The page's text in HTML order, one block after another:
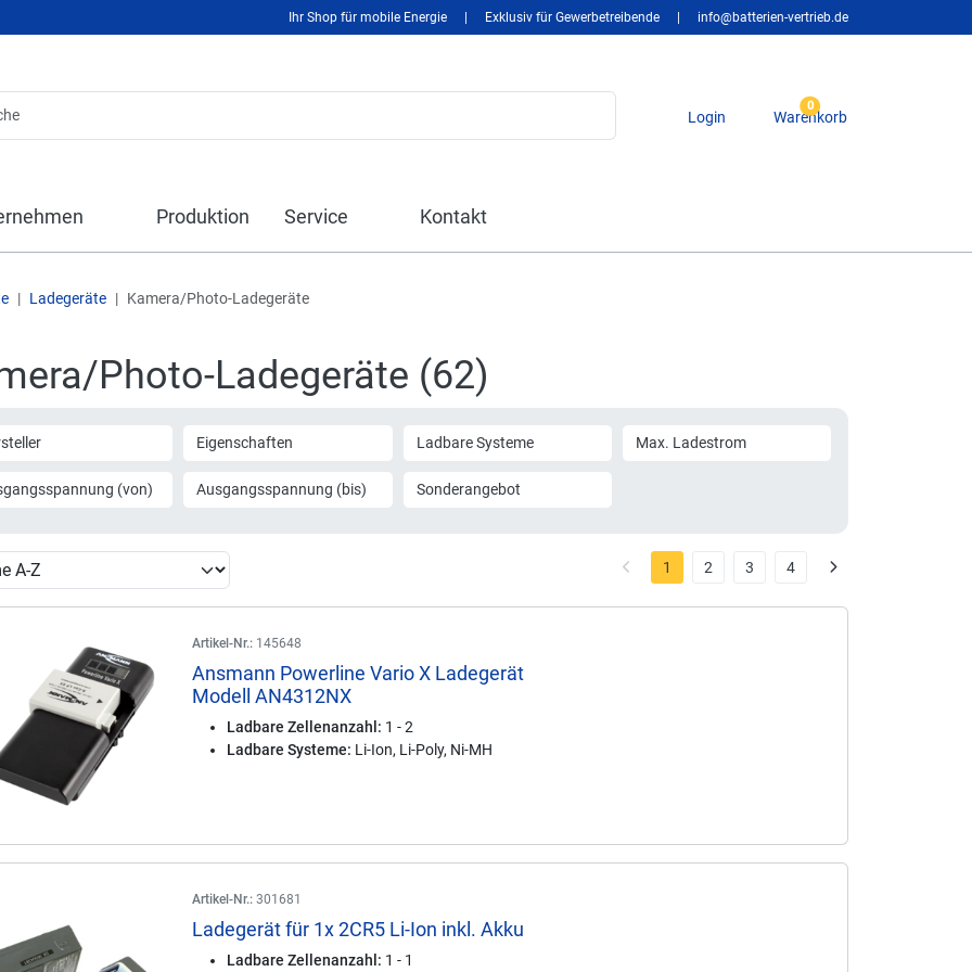
Ihr Shop für mobile Energie Exklusiv für Gewerbetreibende info@batterien-vertrieb.de
Login
0
Warenkorb
Produktion Service Kontakt
Ladegeräte Kamera/Photo-Ladegeräte
Photo-Ladegeräte (62)
Eigenschaften Ladbare Systeme Max. Ladestrom
(von) Ausgangsspannung (bis) Sonderangebot
1 2 3 4
Artikel-Nr.: 145648
Ansmann Powerline Vario X Ladegerät
Modell AN4312NX
Ladbare Zellenanzahl: 1 - 2
Ladbare Systeme: Li-Ion, Li-Poly, Ni-MH
Artikel-Nr.: 301681
Ladegerät für 1x 2CR5 Li-Ion inkl. Akku
Ladbare Zellenanzahl: 1 - 1